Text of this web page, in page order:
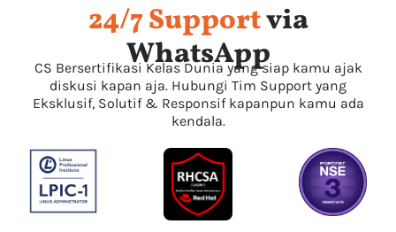
24/7 Supportvia
WhatsApp
CS Bersertifikasi Kelas Dunia yang siap kamu ajak
diskusi kapan aja. Hubungi Tim Support yang
Eksklusif, Solutif & Responsif kapanpun kamu ada
kendala.